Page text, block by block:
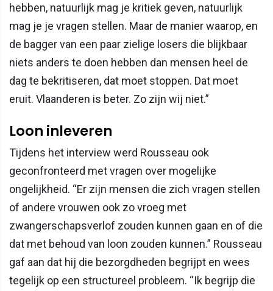
hebben, natuurlijk mag je kritiek geven, natuurlijk
mag je je vragen stellen. Maar de manier waarop, en
de bagger van een paar zielige losers die blijkbaar
niets anders te doen hebben dan mensen heel de
dag te bekritiseren, dat moet stoppen. Dat moet
eruit. Vlaanderen is beter. Zo zijn wij niet.”
Loon inleveren
Tijdens het interview werd Rousseau ook
geconfronteerd met vragen over mogelijke
ongelijkheid. “Er zijn mensen die zich vragen stellen
of andere vrouwen ook zo vroeg met
zwangerschapsverlof zouden kunnen gaan en of die
dat met behoud van loon zouden kunnen.” Rousseau
gaf aan dat hij die bezorgdheden begrijpt en wees
tegelijk op een structureel probleem. “Ik begrijp die